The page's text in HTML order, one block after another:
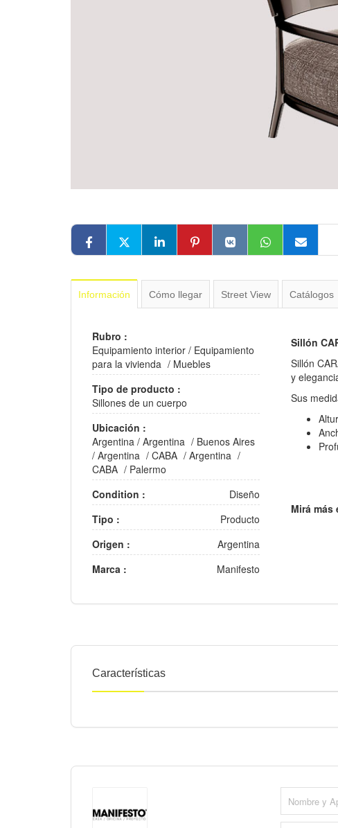
Información Cómo llegar Street View Catálogos
Rubro :
Equipamiento interior / Equipamiento
para la vivienda / Muebles
Tipo de producto :
Sillones de un cuerpo
Ubicación :
Argentina / Argentina / Buenos Aires
/ Argentina / CABA / Argentina /
CABA / Palermo
Condition :
Diseño
Tipo :
Producto
Origen :
Argentina
Marca :
Manifesto
Sillón
Sillón
y
Sus
Mirá
Características